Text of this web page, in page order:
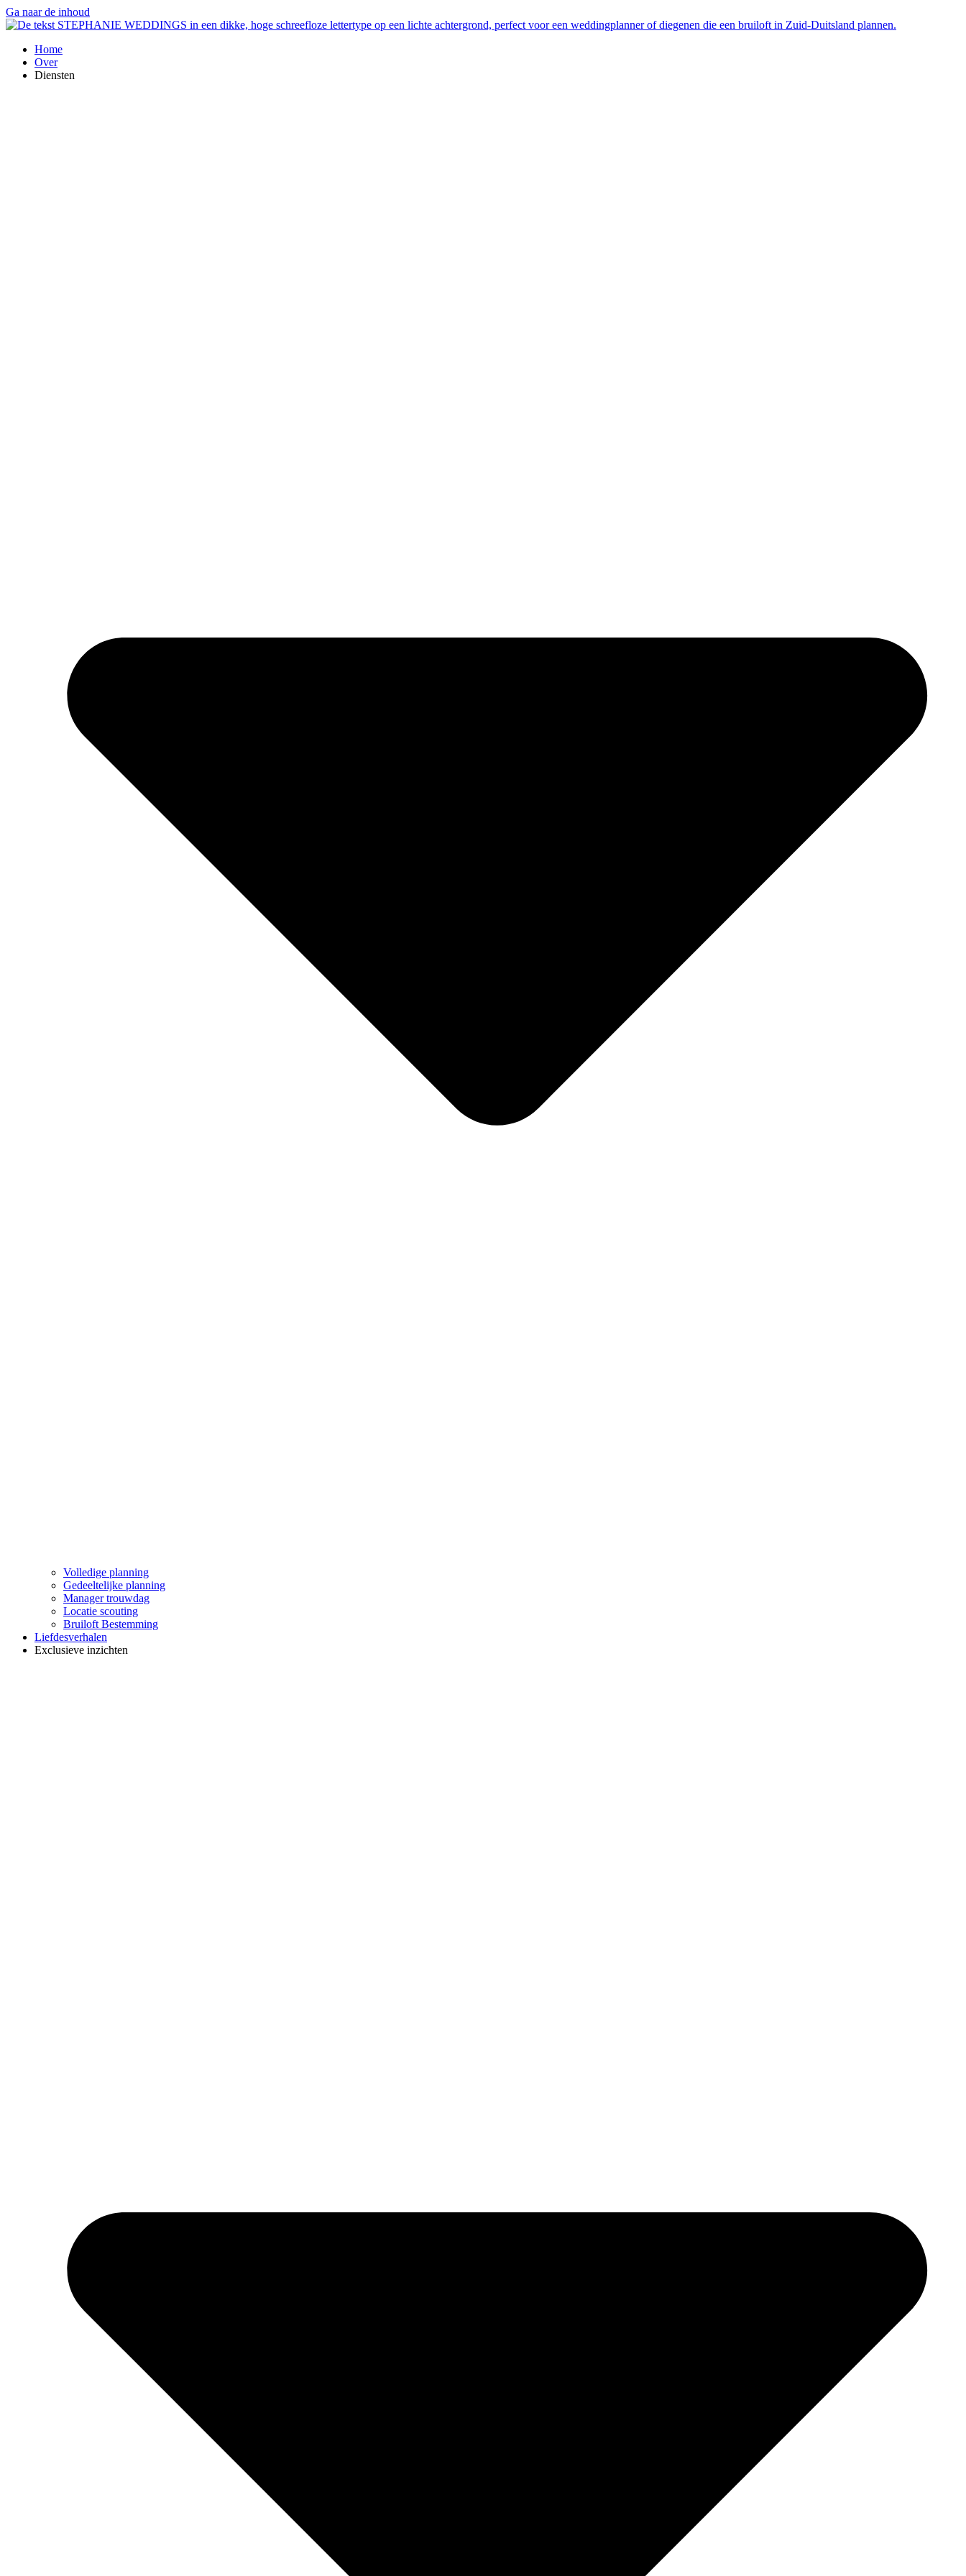
Ga naar de inhoud
Home
Over
Diensten
Volledige planning
Gedeeltelijke planning
Manager trouwdag
Locatie scouting
Bruiloft Bestemming
Liefdesverhalen
Exclusieve inzichten